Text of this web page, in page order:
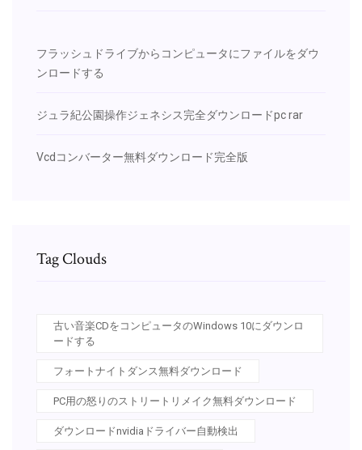
フラッシュドライブからコンピュータにファイルをダウ
ンロードする
ジュラ紀公園操作ジェネシス完全ダウンロードpc rar
Vcdコンバーター無料ダウンロード完全版
Tag Clouds
古い音楽CDをコンピュータのWindows 10にダウンロ
ードする
フォートナイトダンス無料ダウンロード
PC用の怒りのストリートリメイク無料ダウンロード
ダウンロードnvidiaドライバー自動検出